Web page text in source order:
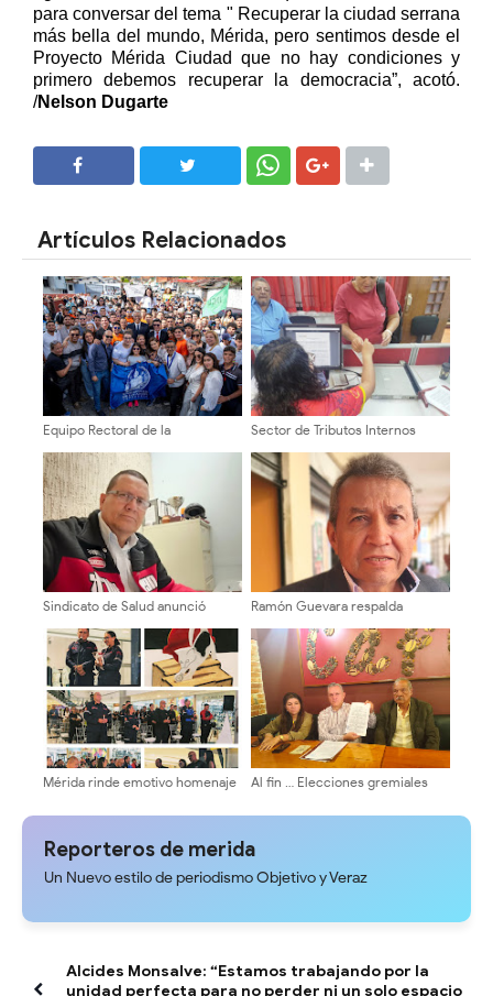
para conversar del tema " Recuperar la ciudad serrana
más bella del mundo, Mérida, pero sentimos desde el
Proyecto Mérida Ciudad que no hay condiciones y
primero debemos recuperar la democracia”, acotó.
/Nelson Dugarte
Artículos Relacionados
Equipo Rectoral de la
se inscribió en la ULA con acto
histórico de participación
Sector de Tributos Internos
tributaria con jornadas de
orientación a servidores
públicos y contribuyentes
Sindicato de Salud anunció
único de 46.000 bolívares
Ramón Guevara respalda
Allup en defensa del liderazgo
de María Corina Machado
Mérida rinde emotivo homenaje
en La Guaira
Al fin … Elecciones gremiales
del Colegio de Abogados de
Reporteros de merida
Un Nuevo estilo de periodismo Objetivo y Veraz
Alcides Monsalve: “Estamos trabajando por la
unidad perfecta para no perder ni un solo espacio